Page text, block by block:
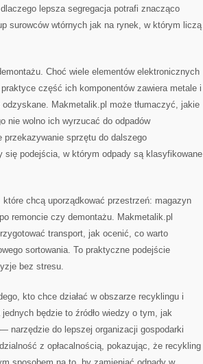
lepsza segregacja potrafi znacząco
surowców wtórnych jak na rynek, w którym liczą
Choć wiele elementów elektronicznych
część ich komponentów zawiera metale i
Makmetalik.pl może tłumaczyć, jakie
nie wolno ich wyrzucać do odpadów
przekazywanie sprzętu do dalszego
podejścia, w którym odpady są klasyfikowane
chcą uporządkować przestrzeń: magazyn
remoncie czy demontażu. Makmetalik.pl
transport, jak ocenić, co warto
sortowania. To praktyczne podejście
bez stresu.
kto chce działać w obszarze recyklingu i
będzie to źródło wiedzy o tym, jak
narzędzie do lepszej organizacji gospodarki
z opłacalnością, pokazując, że recykling